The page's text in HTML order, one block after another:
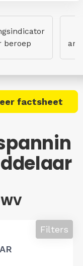
beroep
factsheet
Filters